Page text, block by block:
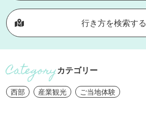
行き方を検索する
カテゴリー
西部 産業観光 ご当地体験